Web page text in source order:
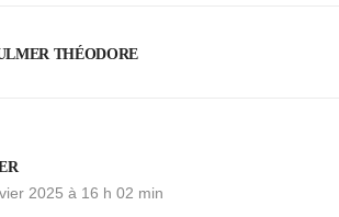
THÉO­DORE
2025 à 16 h 02 min